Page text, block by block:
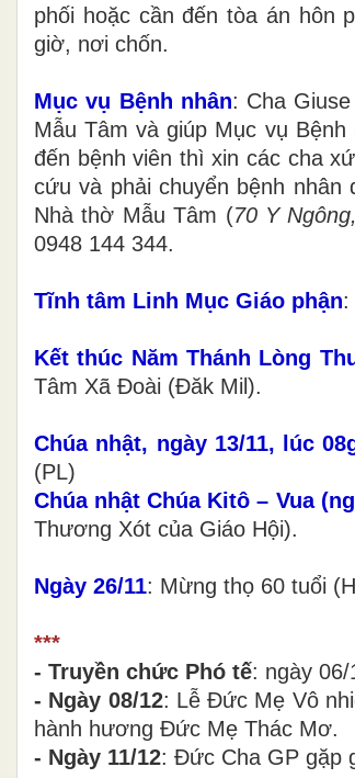
phối hoặc cần đến tòa án hôn
giờ, nơi chốn.
Mục vụ Bệnh nhân: Cha
Mẫu Tâm và giúp Mục vụ
đến bệnh viên thì xin các cha
cứu và phải chuyển bệnh nhân
Nhà thờ Mẫu Tâm (70 Y
0948 144 344.
Tĩnh tâm Linh Mục Giáo phận:
Kết thúc Năm Thánh Lòng
Tâm Xã Đoài (Đăk Mil).
Chúa nhật, ngày 13/11, lúc
(PL)
Chúa nhật Chúa Kitô – Vua
Thương Xót của Giáo Hội).
Ngày 26/11: Mừng thọ 60 tuổi
***
- Truyền chức Phó tế: ngày
- Ngày 08/12: Lễ Đức Mẹ Vô
hành hương Đức Mẹ Thác Mơ.
- Ngày 11/12: Đức Cha GP gặp